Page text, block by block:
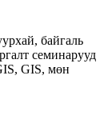
байгаль
семинарууд
GIS, мөн